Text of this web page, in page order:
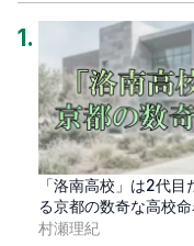
1 .
「洛南高校」は2代
る京都の数奇な高校命
村瀬理紀